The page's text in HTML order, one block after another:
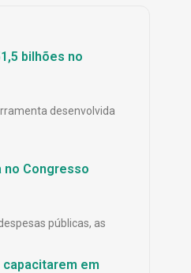
bilhões no
desenvolvida
no Congresso
públicas, as
em